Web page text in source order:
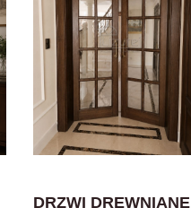
DRZWI DREWNIANE